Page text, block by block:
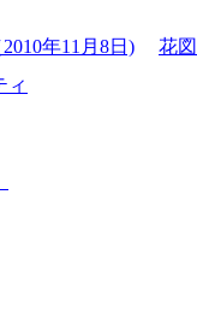
年11月8日)
花図
ィ